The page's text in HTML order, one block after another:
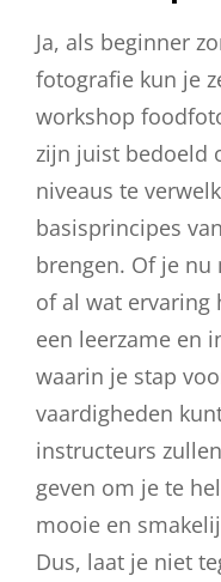
Ja, als beginner
fotografie kun je
workshop
zijn juist bedoeld
niveaus te
basisprincipes
brengen. Of je
of al wat ervaring
een leerzame en
waarin je stap
vaardigheden
instructeurs
geven om je te
mooie en
Dus, laat je niet